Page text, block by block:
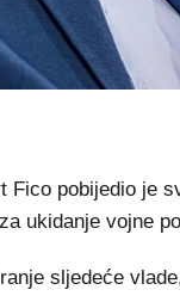
pobijedio je
ukidanje vojne
sljedeće